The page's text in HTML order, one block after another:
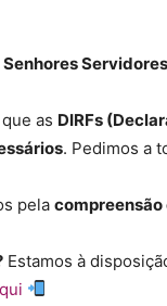
as DIRFs
. Pedimos a
pela
Estamos à